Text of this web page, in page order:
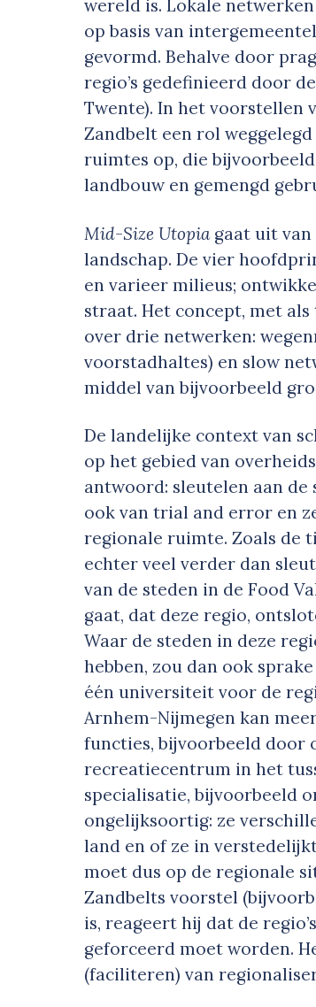
wereld is. Lokale
op basis van
gevormd. Behalve door
regio’s gedefinieerd door
Twente). In het voorstellen
Zandbelt een rol
ruimtes op, die
landbouw en gemengd
Mid-Size Utopiagaat uit van
landschap. De vier
en varieer milieus;
straat. Het concept, met
over drie netwerken:
voorstadhaltes) en slow
middel van bijvoorbeeld
De landelijke context van
op het gebied van
antwoord: sleutelen aan de
ook van trial and error en
regionale ruimte. Zoals de
echter veel verder dan
van de steden in de Food
gaat, dat deze regio,
Waar de steden in deze
hebben, zou dan ook
één universiteit voor de
Arnhem-Nijmegen kan
functies, bijvoorbeeld door
recreatiecentrum in het
specialisatie, bijvoorbeeld
ongelijksoortig: ze
land en of ze in
moet dus op de regionale
Zandbelts voorstel
is, reageert hij dat de
geforceerd moet worden.
(faciliteren) van